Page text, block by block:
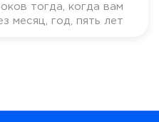
тогда, когда вам
месяц, год, пять лет